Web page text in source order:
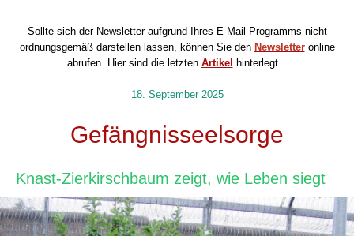
Sollte sich der Newsletter aufgrund Ihres E-Mail Programms nicht
ordnungsgemäß darstellen lassen, können Sie den Newsletteronline
abrufen. Hier sind die letzten Artikel hinterlegt...
18. September 2025
Gefängnisseelsorge
Knast-Zierkirschbaum zeigt, wie Leben siegt